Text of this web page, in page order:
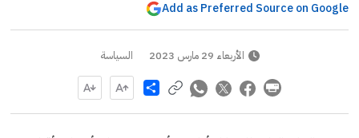
Add as Preferred Source on Google
الأربعاء 29 مارس 2023 السياسة
Share